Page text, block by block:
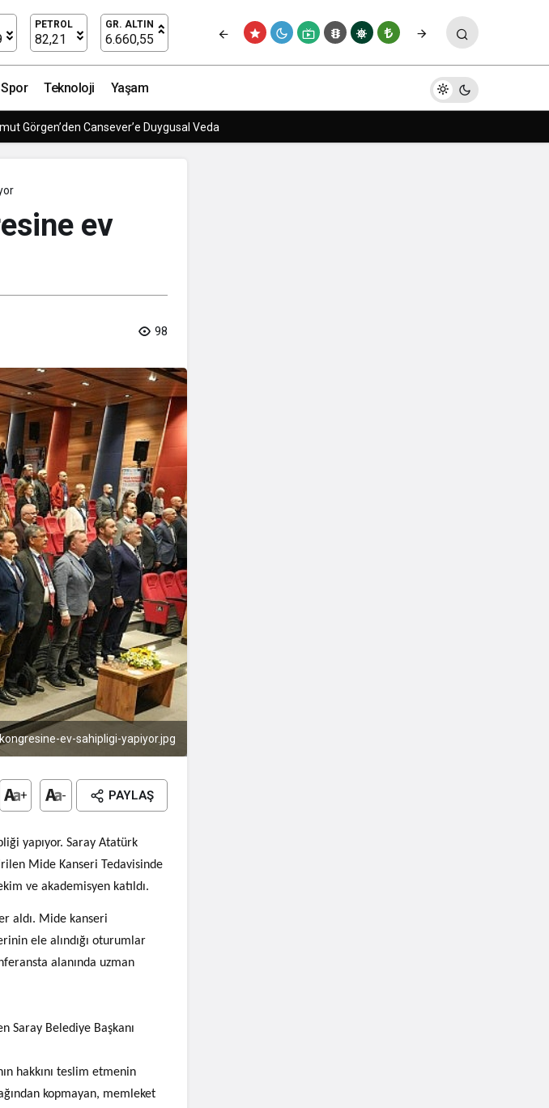
PETROL
82,21
GR. ALTIN
6.660,55
Spor Teknoloji Yaşam
ev
98
ev-sahipligi-yapiyor.jpg
+ - PAYLAŞ
yapıyor. Saray Atatürk
Mide Kanseri Tedavisinde
ve akademisyen katıldı.
aldı. Mide kanseri
ele alındığı oturumlar
alanında uzman
Saray Belediye Başkanı
hakkını teslim etmenin
kopmayan, memleket
Yorum Yap Paylaş